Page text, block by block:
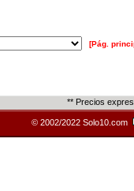
[Pág.
** Precios
© 2002/2022 Solo10.com